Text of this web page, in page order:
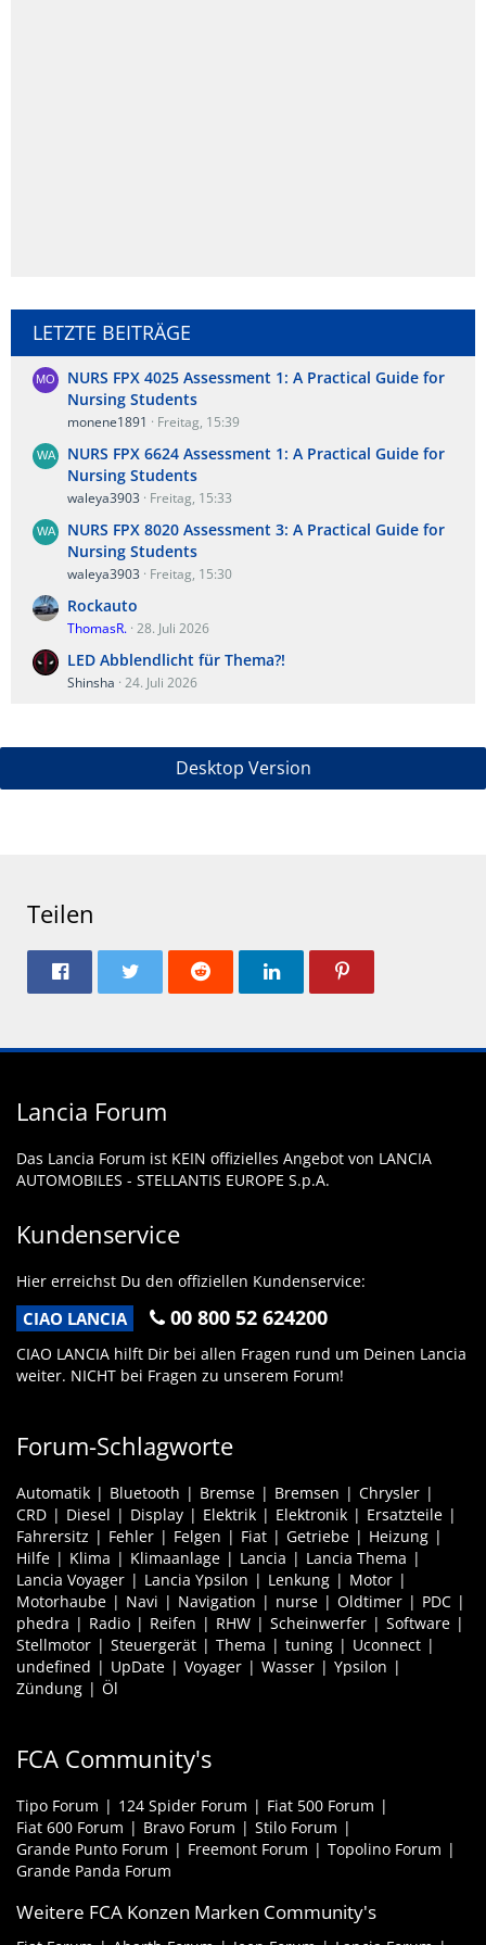
LETZTE BEITRÄGE
NURS FPX 4025 Assessment 1: A Practical Guide for
Nursing Students
monene1891 Freitag, 15:39
NURS FPX 6624 Assessment 1: A Practical Guide for
Nursing Students
waleya3903 Freitag, 15:33
NURS FPX 8020 Assessment 3: A Practical Guide for
Nursing Students
waleya3903 Freitag, 15:30
Rockauto
ThomasR. 28. Juli 2026
LED Abblendlicht für Thema?!
Shinsha 24. Juli 2026
Desktop Version
Teilen
Lancia Forum
Das Lancia Forum ist KEIN offizielles Angebot von LANCIA
AUTOMOBILES - STELLANTIS EUROPE S.p.A.
Kundenservice
Hier erreichst Du den offiziellen Kundenservice:
CIAO LANCIA 00 800 52 624200
CIAO LANCIA hilft Dir bei allen Fragen rund um Deinen Lancia
weiter. NICHT bei Fragen zu unserem Forum!
Forum-Schlagworte
Automatik Bluetooth Bremse Bremsen
Chrysler
CRD
Diesel Display Elektrik Elektronik
Ersatzteile
Fahrersitz
Fehler Felgen Fiat Getriebe
Heizung
Hilfe
Klima Klimaanlage Lancia
Lancia Thema
Lancia Voyager
Lancia Ypsilon Lenkung
Motor
Motorhaube
Navi Navigation nurse Oldtimer
PDC
phedra
Radio Reifen RHW Scheinwerfer
Software
Stellmotor
Steuergerät Thema tuning
Uconnect
undefined
UpDate Voyager Wasser
Ypsilon
Zündung
Öl
FCA Community's
Tipo Forum 124 Spider Forum
Fiat 500 Forum
Fiat 600 Forum
Bravo Forum
Stilo Forum
Grande Punto Forum
Freemont Forum
Topolino Forum
Grande Panda Forum
Weitere FCA Konzen Marken Community's